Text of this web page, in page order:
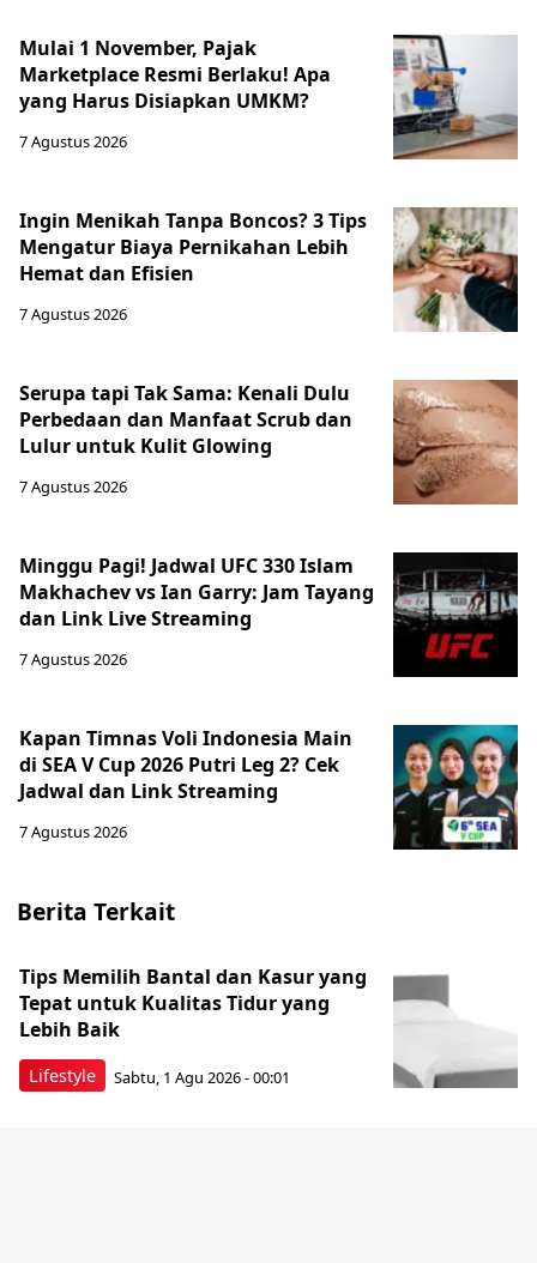
Mulai 1 November, Pajak
Marketplace Resmi Berlaku! Apa
yang Harus Disiapkan UMKM?
7 Agustus 2026
Ingin Menikah Tanpa Boncos? 3 Tips
Mengatur Biaya Pernikahan Lebih
Hemat dan Efisien
7 Agustus 2026
Serupa tapi Tak Sama: Kenali Dulu
Perbedaan dan Manfaat Scrub dan
Lulur untuk Kulit Glowing
7 Agustus 2026
Minggu Pagi! Jadwal UFC 330 Islam
Makhachev vs Ian Garry: Jam Tayang
dan Link Live Streaming
7 Agustus 2026
Kapan Timnas Voli Indonesia Main
di SEA V Cup 2026 Putri Leg 2? Cek
Jadwal dan Link Streaming
7 Agustus 2026
Berita Terkait
Lifestyle
Tips Memilih Bantal dan Kasur yang
Tepat untuk Kualitas Tidur yang
Lebih Baik
Sabtu, 1 Agu 2026 - 00:01